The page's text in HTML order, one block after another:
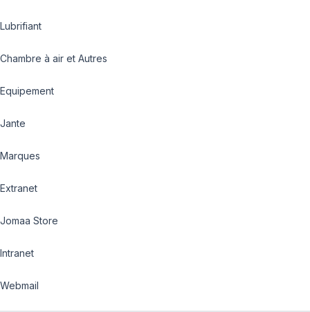
Lubrifiant
Chambre à air et Autres
Equipement
Jante
Marques
Extranet
Jomaa Store
Intranet
Webmail